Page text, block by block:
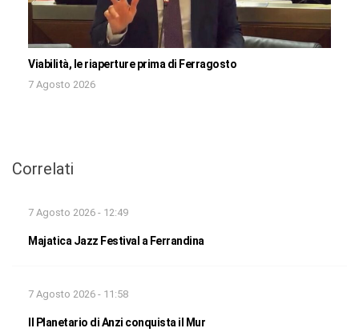
Viabilità, le riaperture prima di Ferragosto
7 Agosto 2026
Correlati
7 Agosto 2026 - 12:49
Majatica Jazz Festival a Ferrandina
7 Agosto 2026 - 11:58
Il Planetario di Anzi conquista il Mur